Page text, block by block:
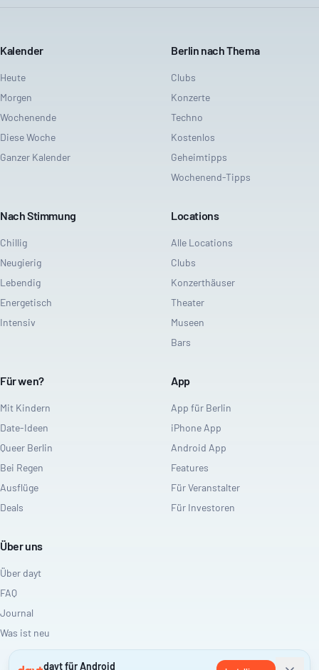
Kalender
Heute
Morgen
Wochenende
Diese Woche
Ganzer Kalender
Berlin nach Thema
Clubs
Konzerte
Techno
Kostenlos
Geheimtipps
Wochenend-Tipps
Nach Stimmung
Chillig
Neugierig
Lebendig
Energetisch
Intensiv
Locations
Alle Locations
Clubs
Konzerthäuser
Theater
Museen
Bars
Für wen?
Mit Kindern
Date-Ideen
Queer Berlin
Bei Regen
Ausflüge
Deals
App
App für Berlin
iPhone App
Android App
Features
Für Veranstalter
Für Investoren
Über uns
Über dayt
FAQ
Journal
Was ist neu
dayt für Android